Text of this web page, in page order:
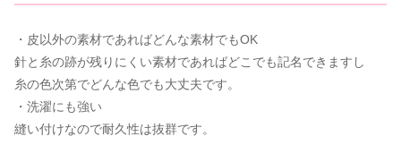
・皮以外の素材であればどんな素材でもOK
針と糸の跡が残りにくい素材であればどこでも記名できますし
糸の色次第でどんな色でも大丈夫です。
・洗濯にも強い
縫い付けなので耐久性は抜群です。